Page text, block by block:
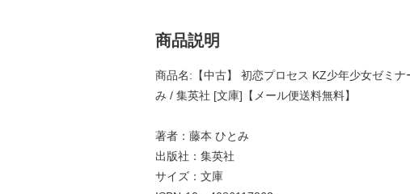
商品説明
商品名:【中古】 初恋プロセス KZ少年少女ゼミ
み / 集英社 [文庫]【メール便送料無料】
著者：藤本 ひとみ
出版社：集英社
サイズ：文庫